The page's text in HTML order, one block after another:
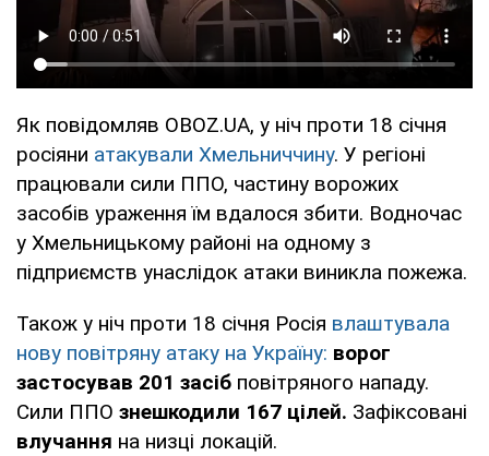
Як повідомляв OBOZ.UA, у ніч проти 18 січня
росіяни атакували Хмельниччину. У регіоні
працювали сили ППО, частину ворожих
засобів ураження їм вдалося збити. Водночас
у Хмельницькому районі на одному з
підприємств унаслідок атаки виникла пожежа.
Також у ніч проти 18 січня Росія влаштувала
нову повітряну атаку на Україну: ворог
застосував 201 засіб повітряного нападу.
Сили ППО знешкодили 167 цілей. Зафіксовані
влучання на низці локацій.